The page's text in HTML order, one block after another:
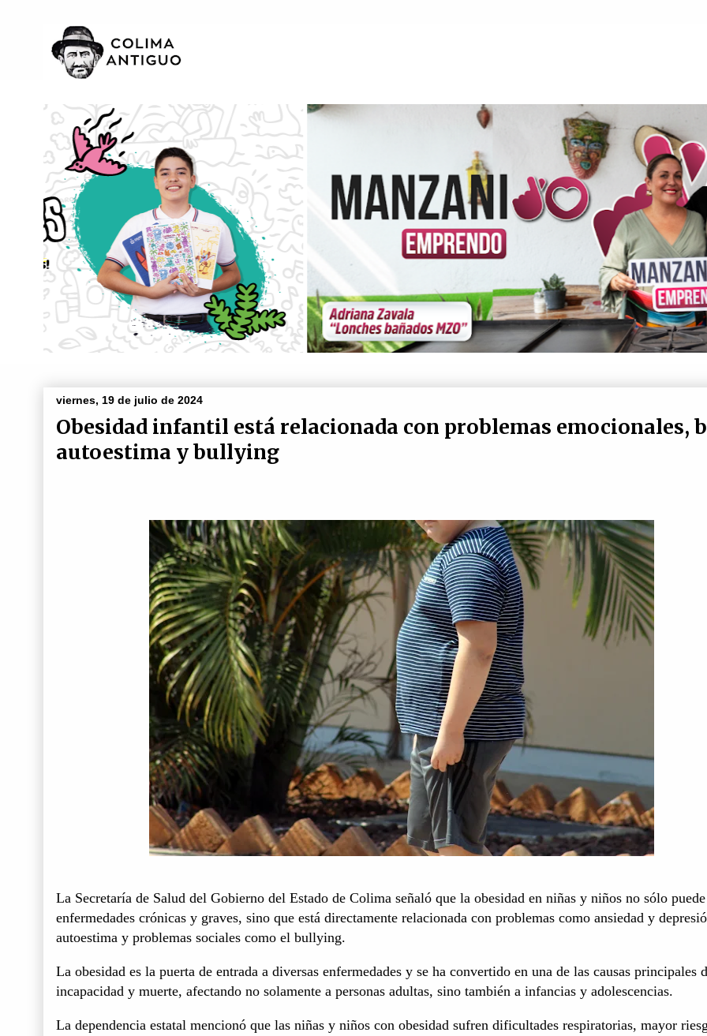
viernes, 19 de julio de 2024
Obesidad infantil está relacionada con problemas emocionales,
autoestima y bullying
La Secretaría de Salud del Gobierno del Estado de Colima señaló que la obesidad en niñas y niños no sólo
enfermedades crónicas y graves, sino que está directamente relacionada con problemas como ansiedad y
autoestima y problemas sociales como el bullying.
La obesidad es la puerta de entrada a diversas enfermedades y se ha convertido en una de las causas principales
incapacidad y muerte, afectando no solamente a personas adultas, sino también a infancias y adolescencias.
La dependencia estatal mencionó que las niñas y niños con obesidad sufren dificultades respiratorias, mayor